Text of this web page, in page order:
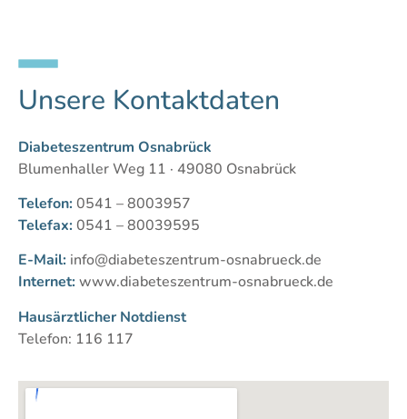
Unsere Kontaktdaten
Diabeteszentrum Osnabrück
Blumenhaller Weg 11 · 49080 Osnabrück
Telefon:0541 – 8003957
Telefax:0541 – 80039595
E-Mail: info@diabeteszentrum-osnabrueck.de
Internet:www.diabeteszentrum-osnabrueck.de
Hausärztlicher Notdienst
Telefon: 116 117